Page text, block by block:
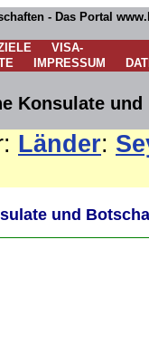
- Das Portal
VISA-
IMPRESSUM
Konsulate
Länder:
und